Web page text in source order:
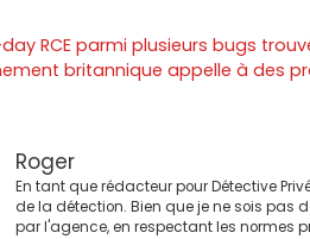
RCE parmi plusieurs bugs
britannique appelle à des
Roger
En tant que rédacteur pour Détective
de la détection. Bien que je ne sois pas
par l'agence, en respectant les normes